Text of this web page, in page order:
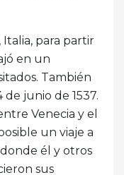
Italia, para partir
en un
También
junio de 1537.
Venecia y el
un viaje a
él y otros
sus